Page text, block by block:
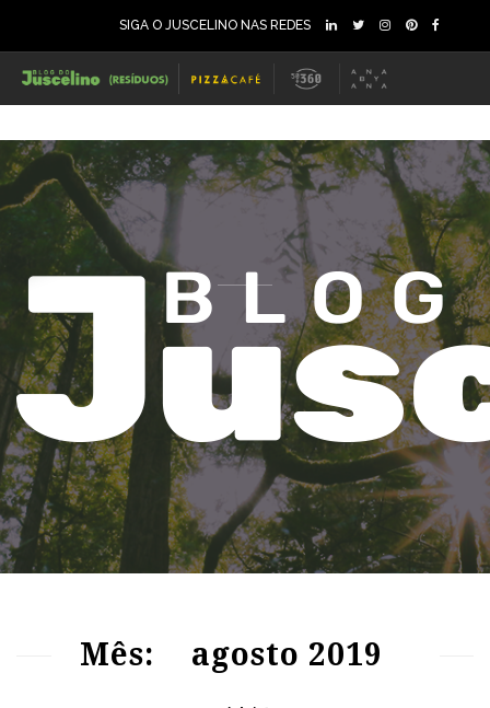
SIGA O JUSCELINO NAS REDES
Mês: agosto 2019